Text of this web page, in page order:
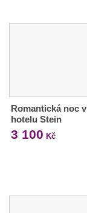
Romantická noc v
hotelu Stein
3 100 Kč